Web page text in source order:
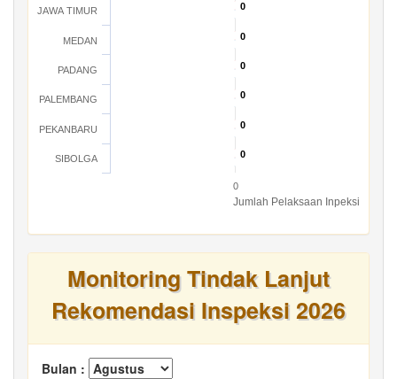
Jumlah Pelaksaan Inpeksi
0
0
0
0
0
0
0
0
0
0
0
0
JAWA TIMUR
MEDAN
PADANG
PALEMBANG
PEKANBARU
SIBOLGA
0
Monitoring Tindak Lanjut
Rekomendasi Inspeksi 2026
Bulan :